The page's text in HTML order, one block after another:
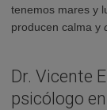
tenemos mares y
producen calma y
Dr. Vicente
psicólogo